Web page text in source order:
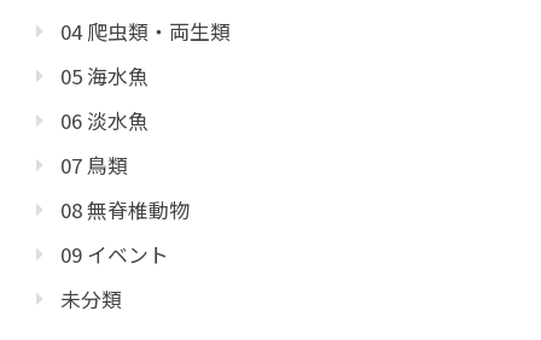
04 爬虫類・両生類
05 海水魚
06 淡水魚
07 鳥類
08 無脊椎動物
09 イベント
未分類